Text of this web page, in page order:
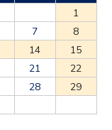
1
7
8
14
15
21
22
28
29